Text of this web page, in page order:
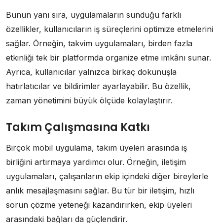
Bunun yanı sıra, uygulamaların sunduğu farklı
özellikler, kullanıcıların iş süreçlerini optimize etmelerini
sağlar. Örneğin, takvim uygulamaları, birden fazla
etkinliği tek bir platformda organize etme imkânı sunar.
Ayrıca, kullanıcılar yalnızca birkaç dokunuşla
hatırlatıcılar ve bildirimler ayarlayabilir. Bu özellik,
zaman yönetimini büyük ölçüde kolaylaştırır.
Takım Çalışmasına Katkı
Birçok mobil uygulama, takım üyeleri arasında iş
birliğini artırmaya yardımcı olur. Örneğin, iletişim
uygulamaları, çalışanların ekip içindeki diğer bireylerle
anlık mesajlaşmasını sağlar. Bu tür bir iletişim, hızlı
sorun çözme yeteneği kazandırırken, ekip üyeleri
arasındaki bağları da güçlendirir.